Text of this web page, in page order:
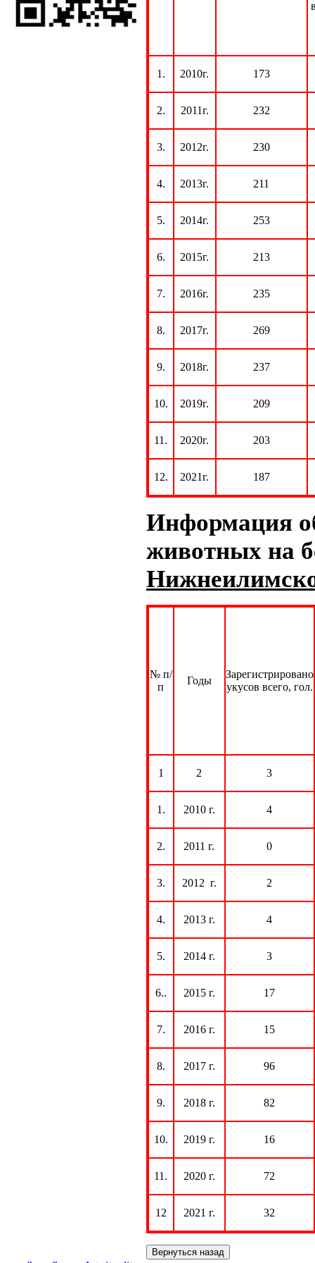
1. 2010г. 173
2. 2011г. 232
3. 2012г. 230
4. 2013г. 211
5. 2014г. 253
6. 2015г. 213
7. 2016г. 235
8. 2017г. 269
9. 2018г. 237
10. 2019г. 209
11. 2020г. 203
12. 2021г. 187
Информация
животных на
№ п/
п
Годы
Зарегистрировано
укусов всего, гол.
1 2 3
1. 2010 г. 4
2. 2011 г. 0
3. 2012 г. 2
4. 2013 г. 4
5. 2014 г. 3
6.. 2015 г. 17
7. 2016 г. 15
8. 2017 г. 96
9. 2018 г. 82
10. 2019 г. 16
11. 2020 г. 72
12 2021 г. 32